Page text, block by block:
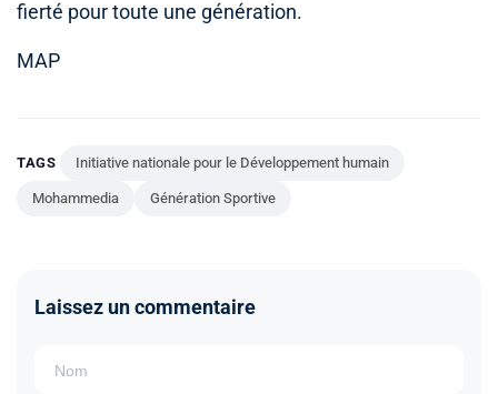
fierté pour toute une génération.
MAP
TAGS Initiative nationale pour le Développement humain
Mohammedia Génération Sportive
Laissez un commentaire